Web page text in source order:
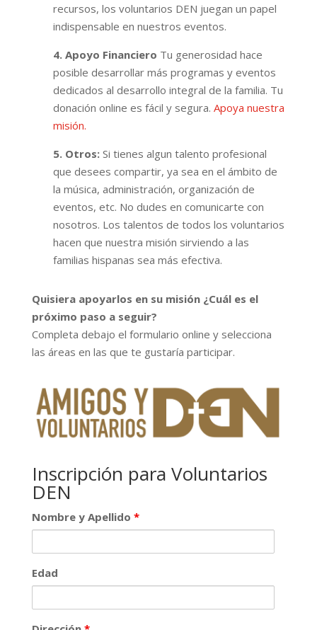
recursos, los voluntarios DEN juegan un papel
indispensable en nuestros eventos.
4. Apoyo Financiero Tu generosidad hace
posible desarrollar más programas y eventos
dedicados al desarrollo integral de la familia. Tu
donación online es fácil y segura. Apoya nuestra
misión.
5. Otros:Si tienes algun talento profesional
que desees compartir, ya sea en el ámbito de
la música, administración, organización de
eventos, etc. No dudes en comunicarte con
nosotros. Los talentos de todos los voluntarios
hacen que nuestra misión sirviendo a las
familias hispanas sea más efectiva.
Quisiera apoyarlos en su misión ¿Cuál es el
próximo paso a seguir?
Completa debajo el formulario online y selecciona
las áreas en las que te gustaría participar.
Inscripción para Voluntarios
DEN
Nombre y Apellido *
Edad